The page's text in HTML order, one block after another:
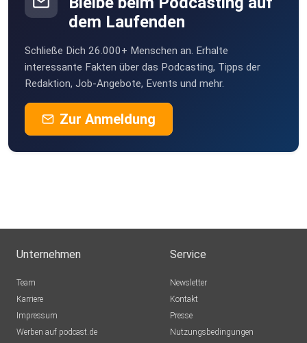
dem Laufenden
Schließe Dich 26.000+ Menschen an. Erhalte
interessante Fakten über das Podcasting, Tipps der
Redaktion, Job-Angebote, Events und mehr.
Zur Anmeldung
Unternehmen
Team
Karriere
Impressum
Werben auf podcast.de
Service
Newsletter
Kontakt
Presse
Nutzungsbedingungen